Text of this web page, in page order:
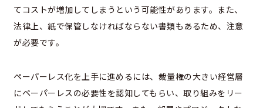
てコストが増加してしまうという可能性があります。また、
法律上、紙で保管しなければならない書類もあるため、注意
が必要です。
ペーパーレス化を上手に進めるには、裁量権の大きい経営層
にペーパーレスの必要性を認知してもらい、取り組みをリー